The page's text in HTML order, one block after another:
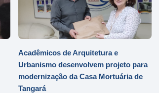
Acadêmicos de Arquitetura e
Urbanismo desenvolvem projeto para
modernização da Casa Mortuária de
Tangará